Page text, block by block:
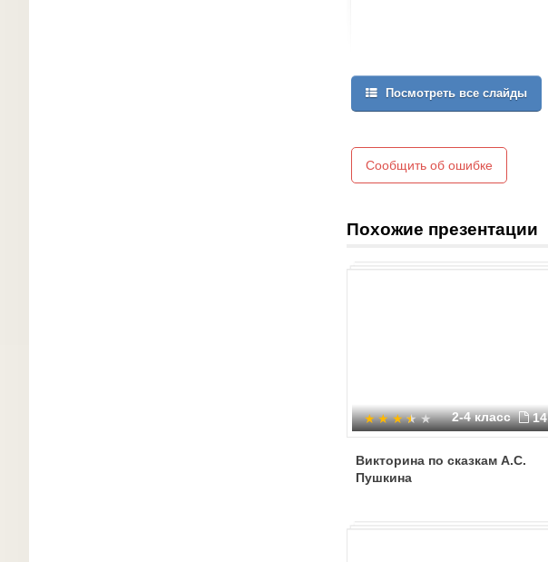
Посмотреть все слайды
Сообщить об ошибке
Похожие презентации
2-4 класс 14
Викторина по сказкам А.С.
Пушкина